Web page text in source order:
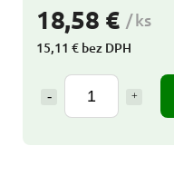
18,58 € / ks
15,11 € bez DPH